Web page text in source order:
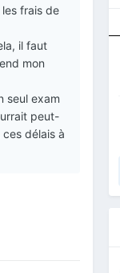
frais de
il faut
mon
seul exam
peut-
délais à